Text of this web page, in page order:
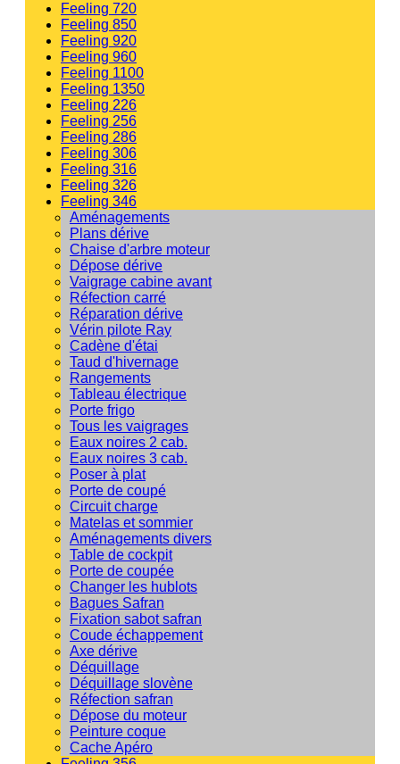
Feeling 720
Feeling 850
Feeling 920
Feeling 960
Feeling 1100
Feeling 1350
Feeling 226
Feeling 256
Feeling 286
Feeling 306
Feeling 316
Feeling 326
Feeling 346
Aménagements
Plans dérive
Chaise d'arbre moteur
Dépose dérive
Vaigrage cabine avant
Réfection carré
Réparation dérive
Vérin pilote Ray
Cadène d'étai
Taud d'hivernage
Rangements
Tableau électrique
Porte frigo
Tous les vaigrages
Eaux noires 2 cab.
Eaux noires 3 cab.
Poser à plat
Porte de coupé
Circuit charge
Matelas et sommier
Aménagements divers
Table de cockpit
Porte de coupée
Changer les hublots
Bagues Safran
Fixation sabot safran
Coude échappement
Axe dérive
Déquillage
Déquillage slovène
Réfection safran
Dépose du moteur
Peinture coque
Cache Apéro